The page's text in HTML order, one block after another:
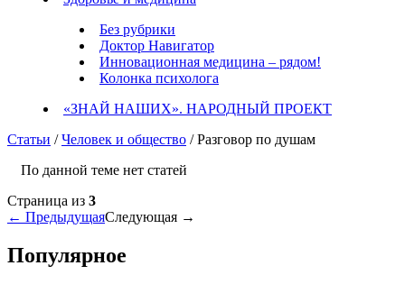
Без рубрики
Доктор Навигатор
Инновационная медицина – рядом!
Колонка психолога
«ЗНАЙ НАШИХ». НАРОДНЫЙ ПРОЕКТ
Статьи /Человек и общество / Разговор по душам
По данной теме нет статей
Страница из 3
← ПредыдущаяСледующая →
Популярное